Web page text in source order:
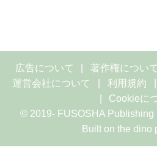
広告について 著作権について
運営会社について
利用規約
Cookieに
© 2019- FUSOSHA Publishing
Built on the dino